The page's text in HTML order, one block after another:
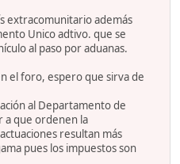
extracomunitario además
Unico adtivo. que se
al paso por aduanas.
el foro, espero que sirva de
al Departamento de
a que ordenen la
resultan más
pues los impuestos son